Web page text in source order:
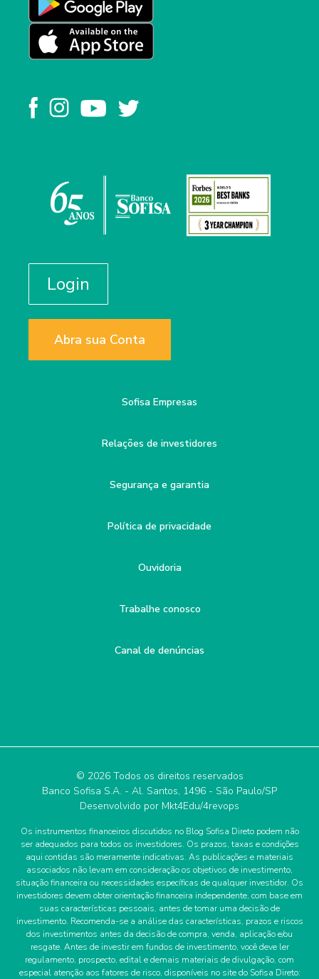
Login
Abra sua Conta
Sofisa Empresas
Relações de investidores
Segurança e garantia
Política de privacidade
Ouvidoria
Trabalhe conosco
Canal de denúncias
© 2026 Todos os direitos reservados
Banco Sofisa S.A. - Al. Santos, 1496 - São Paulo/SP
Desenvolvido por Mkt4Edu/4revops
Os instrumentos financeiros discutidos no Blog Sofisa Direto podem não
ser adequados para todos os investidores. Os prazos, taxas e condições
aqui contidas são meramente indicativas. As publicações e materiais
associados não levam em consideração os objetivos de investimento,
situação financeira ou necessidades específicas de qualquer investidor. Os
investidores devem obter orientação financeira independente, com base em
suas características pessoais, antes de tomar uma decisão de
investimento. Recomenda-se a análise das características, prazos e riscos
dos investimentos antes da decisão de compra, venda, aplicação e/ou
resgate. Antes de investir em fundos de investimento, você deve ler
regulamento, prospecto, edital e demais materiais de divulgação, com
especial atenção aos fatores de risco, disponíveis no site do Sofisa Direto: